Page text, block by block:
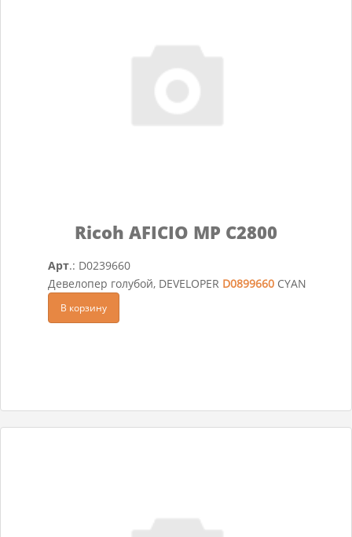
Ricoh AFICIO MP C2800
Арт.: D0239660
Девелопер голубой, DEVELOPER D0899660 CYAN
В корзину